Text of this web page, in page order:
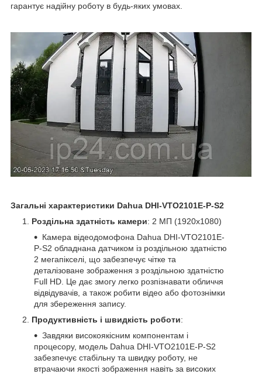
гарантує надійну роботу в будь-яких умовах.
Загальні характеристики Dahua DHI-VTO2101E-P-S2
Роздільна здатність камери: 2 МП (1920x1080)
Камера відеодомофона Dahua DHI-VTO2101E-
P-S2 обладнана датчиком із роздільною здатністю
2 мегапікселі, що забезпечує чітке та
деталізоване зображення з роздільною здатністю
Full HD. Це дає змогу легко розпізнавати обличчя
відвідувачів, а також робити відео або фотознімки
для збереження запису.
Продуктивність і швидкість роботи:
Завдяки високоякісним компонентам і
процесору, модель Dahua DHI-VTO2101E-P-S2
забезпечує стабільну та швидку роботу, не
втрачаючи якості зображення навіть за високих